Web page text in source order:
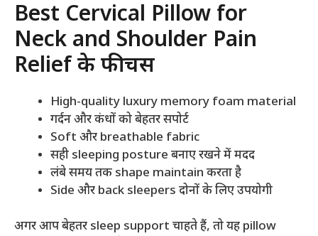
Best Cervical Pillow for
Neck and Shoulder Pain
Relief के फीचर्स
High-quality luxury memory foam material
गर्दन और कंधों को बेहतर सपोर्ट
Soft और breathable fabric
सही sleeping posture बनाए रखने में मदद
लंबे समय तक shape maintain करता है
Side और back sleepers दोनों के लिए उपयोगी
अगर आप बेहतर sleep support चाहते हैं, तो यह pillow